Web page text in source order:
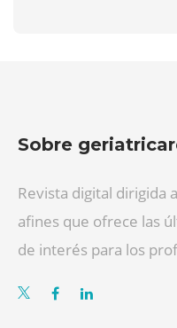
Sobre
Revista digital dirigida
afines que ofrece las
de interés para los